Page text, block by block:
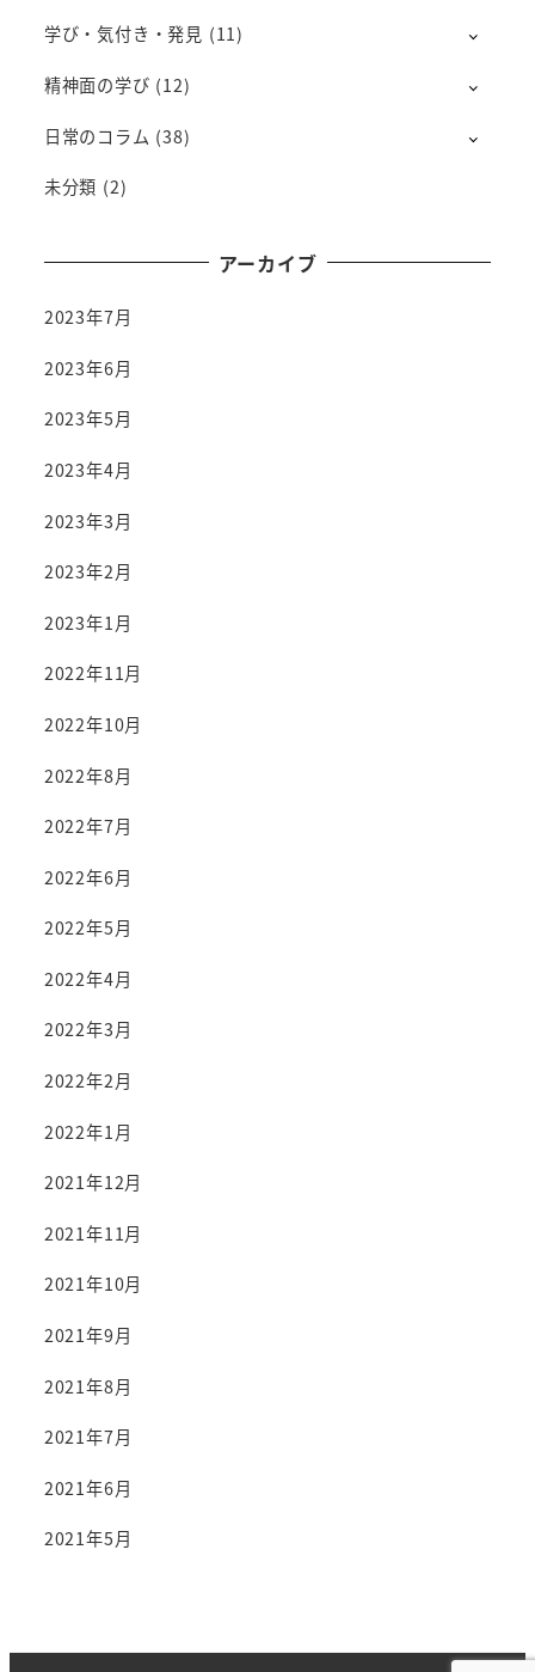
学び・気付き・発見 (11)
精神面の学び (12)
日常のコラム (38)
未分類 (2)
アーカイブ
2023年7月
2023年6月
2023年5月
2023年4月
2023年3月
2023年2月
2023年1月
2022年11月
2022年10月
2022年8月
2022年7月
2022年6月
2022年5月
2022年4月
2022年3月
2022年2月
2022年1月
2021年12月
2021年11月
2021年10月
2021年9月
2021年8月
2021年7月
2021年6月
2021年5月